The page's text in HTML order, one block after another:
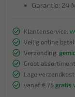
Garantie: 24
Klantenservice,
Veilig online
Verzending:
Groot
Lage
vanaf € 75 gratis